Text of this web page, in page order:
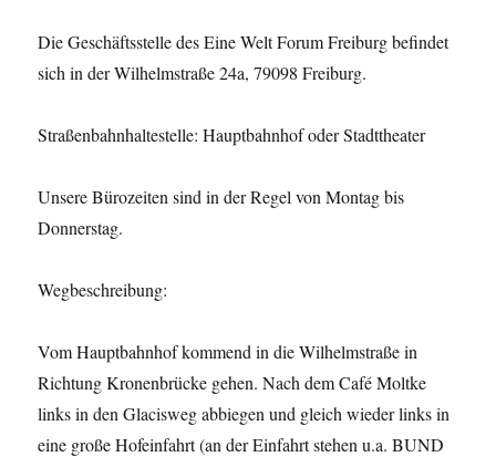
Die Geschäftsstelle des Eine Welt Forum Freiburg befindet
sich in der Wilhelmstraße 24a, 79098 Freiburg.
Straßenbahnhaltestelle: Hauptbahnhof oder Stadttheater
Unsere Bürozeiten sind in der Regel von Montag bis
Donnerstag.
Wegbeschreibung:
Vom Hauptbahnhof kommend in die Wilhelmstraße in
Richtung Kronenbrücke gehen. Nach dem Café Moltke
links in den Glacisweg abbiegen und gleich wieder links in
eine große Hofeinfahrt (an der Einfahrt stehen u.a. BUND